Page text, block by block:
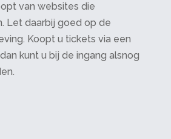
van websites die
Let daarbij goed op de
Koopt u tickets via een
kunt u bij de ingang alsnog